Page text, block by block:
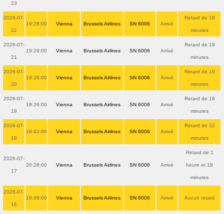
23
2026-07-
22
19:28:00 Vienna Brussels Airlines SN 6006 Arrivé
Retard de 18
minutes
2026-07-
21
19:29:00 Vienna Brussels Airlines SN 6006 Arrivé
Retard de 19
minutes
2026-07-
20
19:26:00 Vienna Brussels Airlines SN 6006 Arrivé
Retard de 16
minutes
2026-07-
19
19:26:00 Vienna Brussels Airlines SN 6006 Arrivé
Retard de 16
minutes
2026-07-
18
19:42:00 Vienna Brussels Airlines SN 6006 Arrivé
Retard de 32
minutes
2026-07-
17
20:28:00 Vienna Brussels Airlines SN 6006 Arrivé
Retard de 1
heure et 18
minutes
2026-07-
16
19:08:00 Vienna Brussels Airlines SN 6006 Arrivé Aucun retard